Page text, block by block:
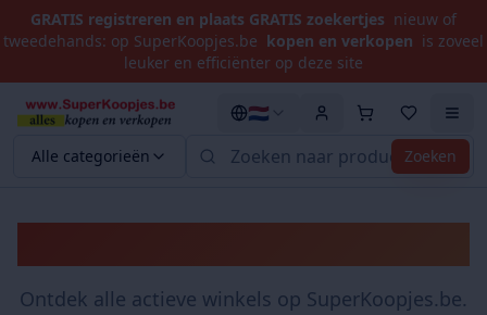
GRATIS registreren en plaats GRATIS zoekertjes nieuw of
tweedehands: op SuperKoopjes.be kopen en verkopen is zoveel
leuker en efficiënter op deze site
Alle categorieën Zoeken
🇳🇱
Ontdek alle actieve winkels op SuperKoopjes.be.